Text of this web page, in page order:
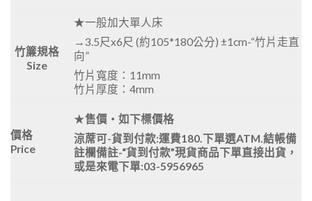
竹簾規格
Size
★一般加大單人床
→3.5尺x6尺 (約105*180公分) ±1cm-“竹片走直
向”
竹片寬度：11mm
竹片厚度：4mm
價格
Price
★售價‧如下標價格
涼蓆可-貨到付款:運費180.下單選ATM.結帳備
註欄備註-“貨到付款”現貨商品下單直接出貨，
或是來電下單:03-5956965